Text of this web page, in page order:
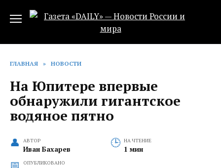
ГЛАВНАЯ » НОВОСТИ
На Юпитере впервые
обнаружили гигантское
водяное пятно
АВТОР
Иван Бахарев
НА ЧТЕНИЕ
1 мин
ОПУБЛИКОВАНО